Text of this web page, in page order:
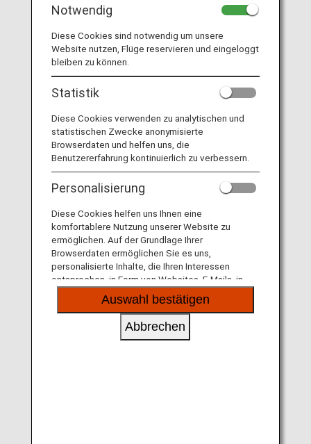
Fluggesellschaft direkt.
(Chinesisch).
Liste von Codeshare-Flügen
Informationen zu Flügen von Shandong
Airlines (SC)
Service Beschreibung
Check-in
Check-in am Schalter von Shandong
Airlines (SC). Informieren Sie sich
bitte über das auf Ihrem e-Ticket
angegebene Abflugterminal.
Bestätigung
der
Flugnummer
Die Flugnummer von Shandong
Airlines (SC) steht auf der Bordkarte.
Hinweise auf der Anzeigetafel im
Flugnummer als auch mit der SC-
Flugnummer gekennzeichnet.
Eventuell wird nur die SC-
Notwendig
Diese Cookies sind notwendig um unsere
Website nutzen, Flüge reservieren und eingeloggt
bleiben zu können.
Statistik
Diese Cookies verwenden zu analytischen und
statistischen Zwecke anonymisierte
Browserdaten und helfen uns, die
Benutzererfahrung kontinuierlich zu verbessern.
Personalisierung
Diese Cookies helfen uns Ihnen eine
komfortablere Nutzung unserer Website zu
ermöglichen. Auf der Grundlage Ihrer
Browserdaten ermöglichen Sie es uns,
personalisierte Inhalte, die Ihren Interessen
entsprechen, in Form von Websites, E-Mails, in
sozialen Medien und Werbung anzubieten.
Auswahl bestätigen
Abbrechen